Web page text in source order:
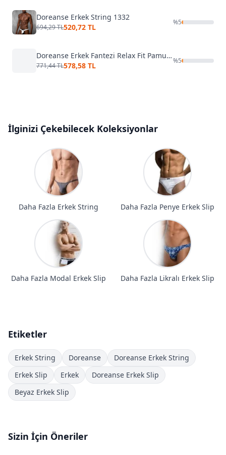
Doreanse Erkek String 1332
694,29 TL520,72 TL
%5
Doreanse Erkek Fantezi Relax Fit Pamuklu String 1030
771,44 TL578,58 TL
%5
İlginizi Çekebilecek Koleksiyonlar
Daha Fazla Erkek String Daha Fazla Penye Erkek Slip
Daha Fazla Modal Erkek Slip Daha Fazla Likralı Erkek Slip
Etiketler
Erkek String Doreanse
Doreanse Erkek String
Erkek Slip
Erkek
Doreanse Erkek Slip
Beyaz Erkek Slip
Sizin İçin Öneriler